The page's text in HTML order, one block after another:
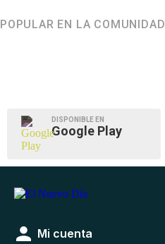
POPULAR EN LA COMUNIDAD
DISPONIBLE EN
Google Play
Mi cuenta